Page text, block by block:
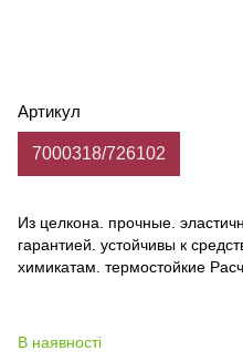
Артикул
7000318/726102
Из целкона. прочные.
гарантией. устойчивы к
химикатам. термостойкие
В наявності